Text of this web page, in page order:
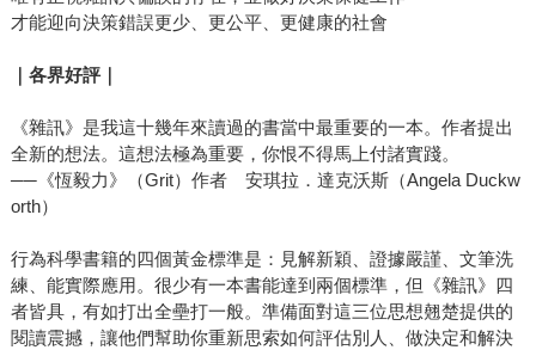
才能迎向決策錯誤更少、更公平、更健康的社會
｜各界好評｜
《雜訊》是我這十幾年來讀過的書當中最重要的一本。作者提出
全新的想法。這想法極為重要，你恨不得馬上付諸實踐。
──《恆毅力》（Grit）作者 安琪拉．達克沃斯（Angela Duckw
orth）
行為科學書籍的四個黃金標準是：見解新穎、證據嚴謹、文筆洗
練、能實際應用。很少有一本書能達到兩個標準，但《雜訊》四
者皆具，有如打出全壘打一般。準備面對這三位思想翹楚提供的
閱讀震撼，讓他們幫助你重新思索如何評估別人、做決定和解決